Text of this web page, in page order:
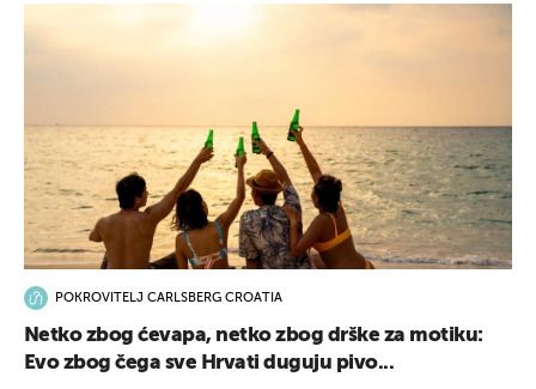
POKROVITELJ CARLSBERG CROATIA
Netko zbog ćevapa, netko zbog drške za motiku:
Evo zbog čega sve Hrvati duguju pivo...